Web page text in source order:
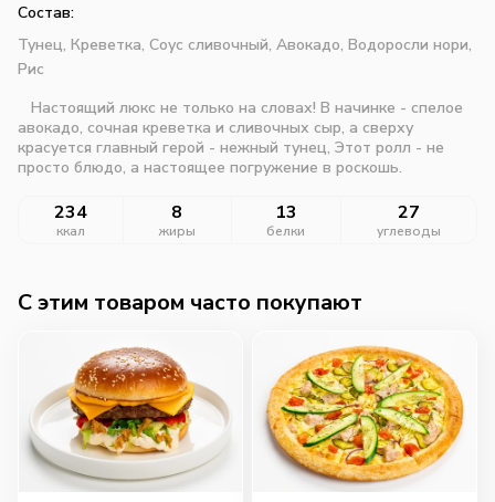
Состав:
Тунец, Креветка, Соус сливочный, Авокадо, Водоросли нори,
Рис
Настоящий люкс не только на словах! В начинке - спелое
авокадо, сочная креветка и сливочных сыр, а сверху
красуется главный герой - нежный тунец, Этот ролл - не
просто блюдо, а настоящее погружение в роскошь.
234
ккал
8
жиры
13
белки
27
углеводы
C этим товаром часто покупают